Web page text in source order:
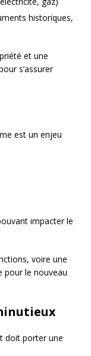
historiques,
et une
s’assurer
est un enjeu
impacter le
voire une
pour le nouveau
doit porter une